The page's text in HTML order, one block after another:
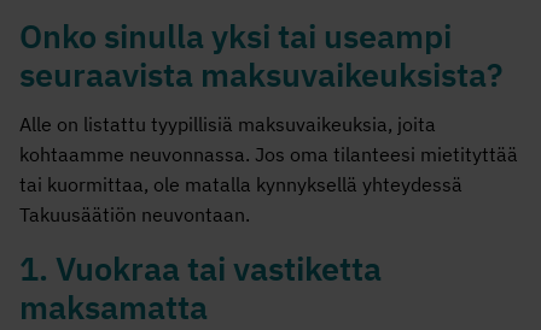
Onko sinulla yksi tai useampi
seuraavista maksuvaikeuksista?
Alle on listattu tyypillisiä maksuvaikeuksia, joita
kohtaamme neuvonnassa. Jos oma tilanteesi mietityttää
tai kuormittaa, ole matalla kynnyksellä yhteydessä
Takuusäätiön neuvontaan.
1. Vuokraa tai vastiketta
maksamatta